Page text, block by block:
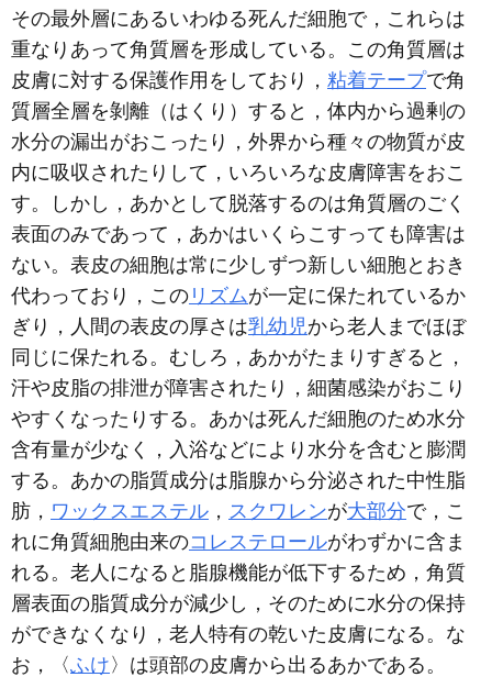
その最外層にあるいわゆる死んだ細胞で，これらは
重なりあって角質層を形成している。この角質層は
皮膚に対する保護作用をしており， 粘着テープで角
質層全層を剝離（はくり）すると，体内から過剰の
水分の漏出がおこったり，外界から種々の物質が皮
内に吸収されたりして，いろいろな皮膚障害をおこ
す。しかし，あかとして脱落するのは角質層のごく
表面のみであって，あかはいくらこすっても障害は
ない。表皮の細胞は常に少しずつ新しい細胞とおき
代わっており，この リズムが一定に保たれているか
ぎり，人間の表皮の厚さは乳幼児から老人までほぼ
同じに保たれる。むしろ，あかがたまりすぎると，
汗や皮脂の排泄が障害されたり，細菌感染がおこり
やすくなったりする。あかは死んだ細胞のため水分
含有量が少なく，入浴などにより水分を含むと膨潤
する。あかの脂質成分は脂腺から分泌された中性脂
肪， ワックスエステル ， スクワレンが大部分で，こ
れに角質細胞由来のコレステロールがわずかに含ま
れる。老人になると脂腺機能が低下するため，角質
層表面の脂質成分が減少し，そのために水分の保持
ができなくなり，老人特有の乾いた皮膚になる。な
お，〈ふけ〉は頭部の皮膚から出るあかである。